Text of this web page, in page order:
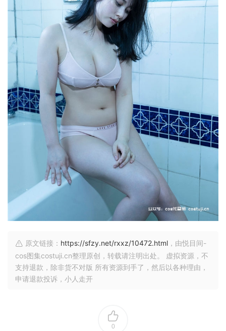
原文链接： https://sfzy.net/rxxz/10472.html ，由悦目间-
cos图集costuji.cn整理原创，转载请注明出处。 虚拟资源，不
支持退款，除非货不对版 所有资源到手了，然后以各种理由，
申请退款投诉，小人走开
0